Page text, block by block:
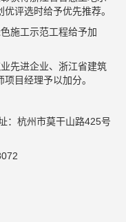
评选时给予优先推荐。
施工示范工程给予加
先进企业、浙江省建筑
目经理予以加分。
：杭州市莫干山路425号